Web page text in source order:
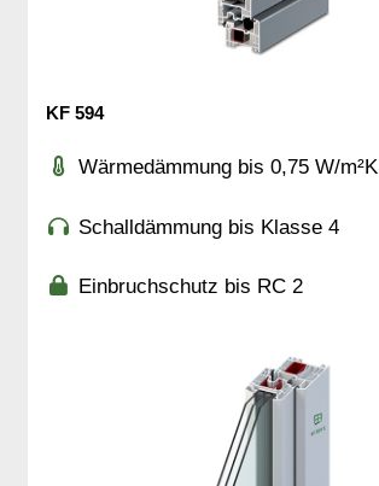
KF 594
Wärmedämmung bis 0,75 W/m²K
Schalldämmung bis Klasse 4
Einbruchschutz bis RC 2